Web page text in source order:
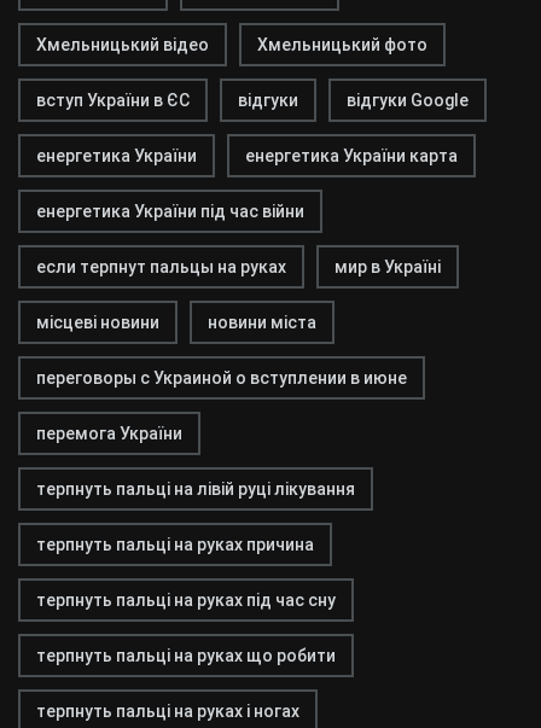
Хмельницький відео Хмельницький фото
вступ України в ЄС відгуки відгуки Google
енергетика України енергетика України карта
енергетика України під час війни
если терпнут пальцы на руках мир в Україні
місцеві новини новини міста
переговоры с Украиной о вступлении в июне
перемога України
терпнуть пальці на лівій руці лікування
терпнуть пальці на руках причина
терпнуть пальці на руках під час сну
терпнуть пальці на руках що робити
терпнуть пальці на руках і ногах